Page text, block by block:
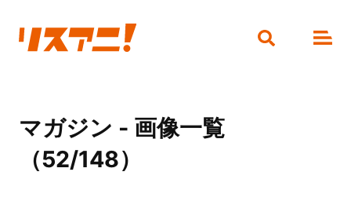
マガジン - 画像一覧
（52/148）